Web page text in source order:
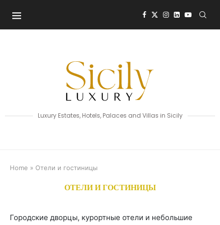
Luxury Estates, Hotels, Palaces and Villas in Sicily
Home » Отели и гостиницы
ОТЕЛИ И ГОСТИНИЦЫ
Городские дворцы, курортные отели и небольшие